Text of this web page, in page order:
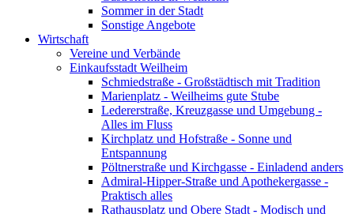
Sommer in der Stadt
Sonstige Angebote
Wirtschaft
Vereine und Verbände
Einkaufsstadt Weilheim
Schmiedstraße - Großstädtisch mit Tradition
Marienplatz - Weilheims gute Stube
Ledererstraße, Kreuzgasse und Umgebung -
Alles im Fluss
Kirchplatz und Hofstraße - Sonne und
Entspannung
Pöltnerstraße und Kirchgasse - Einladend anders
Admiral-Hipper-Straße und Apothekergasse -
Praktisch alles
Rathausplatz und Obere Stadt - Modisch und